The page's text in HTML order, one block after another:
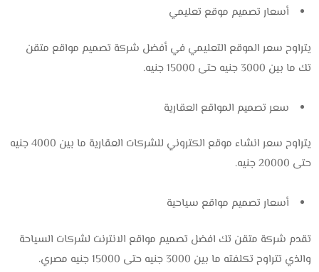
أسعار تصميم موقع تعليمي
يتراوح سعر الموقع التعليمي في أفضل شركة تصميم مواقع متقن
تك ما بين 3000 جنيه حتى 15000 جنيه.
سعر تصميم المواقع العقارية
يتراوح سعر انشاء موقع الكتروني للشركات العقارية ما بين 4000 جنيه
حتى 20000 جنيه.
أسعار تصميم مواقع سياحية
تقدم شركة متقن تك افضل تصميم مواقع الانترنت لشركات السياحة
والذي تتراوح تكلفته ما بين 3000 جنيه حتى 15000 جنيه مصري.